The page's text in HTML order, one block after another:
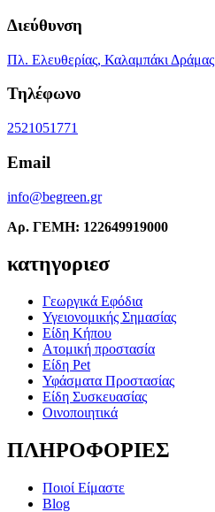
Διεύθυνση
Πλ. Ελευθερίας, Καλαμπάκι Δράμας
Τηλέφωνο
2521051771
Email
info@begreen.gr
Αρ. ΓΕΜΗ: 122649919000
κατηγοριεσ
Γεωργικά Εφόδια
Υγειονομικής Σημασίας
Είδη Κήπου
Ατομική προστασία
Είδη Pet
Υφάσματα Προστασίας
Είδη Συσκευασίας
Οινοποιητικά
ΠΛΗΡΟΦΟΡΙΕΣ
Ποιοί Είμαστε
Blog